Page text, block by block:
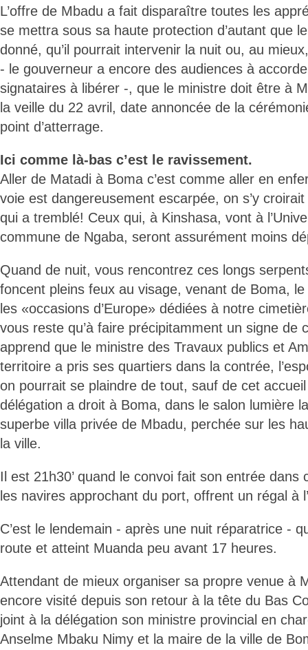
L’offre de Mbadu a fait disparaître toutes les
se mettra sous sa haute protection d’autant que
donné, qu’il pourrait intervenir la nuit ou, au
- le gouverneur a encore des audiences à
signataires à libérer -, que le ministre doit être à
la veille du 22 avril, date annoncée de la
point d’atterrage.
Ici comme là-bas c’est le ravissement.
Aller de Matadi à Boma c’est comme aller en
voie est dangereusement escarpée, on s’y
qui a tremblé! Ceux qui, à Kinshasa, vont à
commune de Ngaba, seront assurément moins
Quand de nuit, vous rencontrez ces longs
foncent pleins feux au visage, venant de Boma, le
les «occasions d’Europe» dédiées à notre
vous reste qu’à faire précipitamment un signe de
apprend que le ministre des Travaux publics et
territoire a pris ses quartiers dans la contrée,
on pourrait se plaindre de tout, sauf de cet
délégation a droit à Boma, dans le salon lumière
superbe villa privée de Mbadu, perchée sur les
la ville.
Il est 21h30’ quand le convoi fait son entrée dans
les navires approchant du port, offrent un régal à
C’est le lendemain - après une nuit réparatrice -
route et atteint Muanda peu avant 17 heures.
Attendant de mieux organiser sa propre venue à
encore visité depuis son retour à la tête du Bas
joint à la délégation son ministre provincial en
Anselme Mbaku Nimy et la maire de la ville de